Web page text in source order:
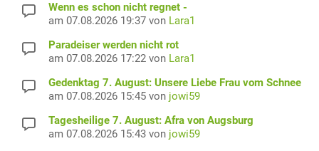
Wenn es schon nicht regnet -
am 07.08.2026 19:37 von Lara1
Paradeiser werden nicht rot
am 07.08.2026 17:22 von Lara1
Gedenktag 7. August: Unsere Liebe Frau vom Schnee
am 07.08.2026 15:45 von jowi59
Tagesheilige 7. August: Afra von Augsburg
am 07.08.2026 15:43 von jowi59